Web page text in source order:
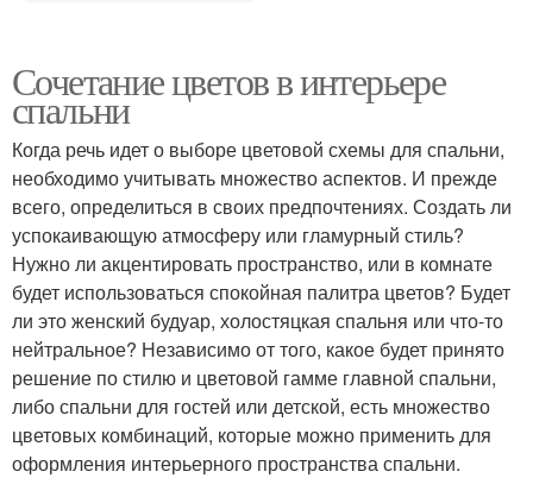
Сочетание цветов в интерьере
спальни
Когда речь идет о выборе цветовой схемы для спальни,
необходимо учитывать множество аспектов. И прежде
всего, определиться в своих предпочтениях. Создать ли
успокаивающую атмосферу или гламурный стиль?
Нужно ли акцентировать пространство, или в комнате
будет использоваться спокойная палитра цветов? Будет
ли это женский будуар, холостяцкая спальня или что-то
нейтральное? Независимо от того, какое будет принято
решение по стилю и цветовой гамме главной спальни,
либо спальни для гостей или детской, есть множество
цветовых комбинаций, которые можно применить для
оформления интерьерного пространства спальни.